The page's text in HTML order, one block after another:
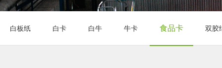
白板纸 白卡 白牛 牛卡 食品卡 双胶